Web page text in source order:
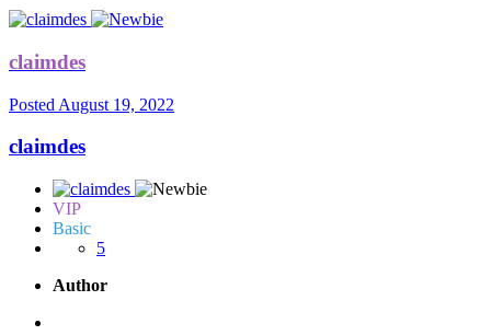
claimdes
Posted August 19, 2022
claimdes
VIP
Basic
5
Author